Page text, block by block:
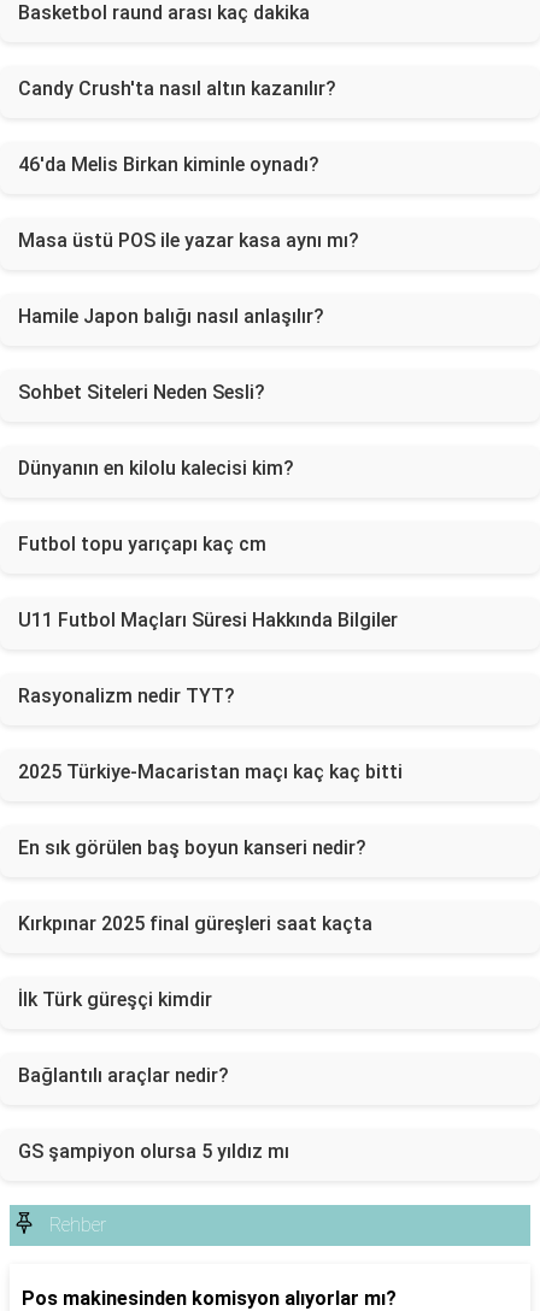
Basketbol raund arası kaç dakika
Candy Crush'ta nasıl altın kazanılır?
46'da Melis Birkan kiminle oynadı?
Masa üstü POS ile yazar kasa aynı mı?
Hamile Japon balığı nasıl anlaşılır?
Sohbet Siteleri Neden Sesli?
Dünyanın en kilolu kalecisi kim?
Futbol topu yarıçapı kaç cm
U11 Futbol Maçları Süresi Hakkında Bilgiler
Rasyonalizm nedir TYT?
2025 Türkiye-Macaristan maçı kaç kaç bitti
En sık görülen baş boyun kanseri nedir?
Kırkpınar 2025 final güreşleri saat kaçta
İlk Türk güreşçi kimdir
Bağlantılı araçlar nedir?
GS şampiyon olursa 5 yıldız mı
Rehber
Pos makinesinden komisyon alıyorlar mı?